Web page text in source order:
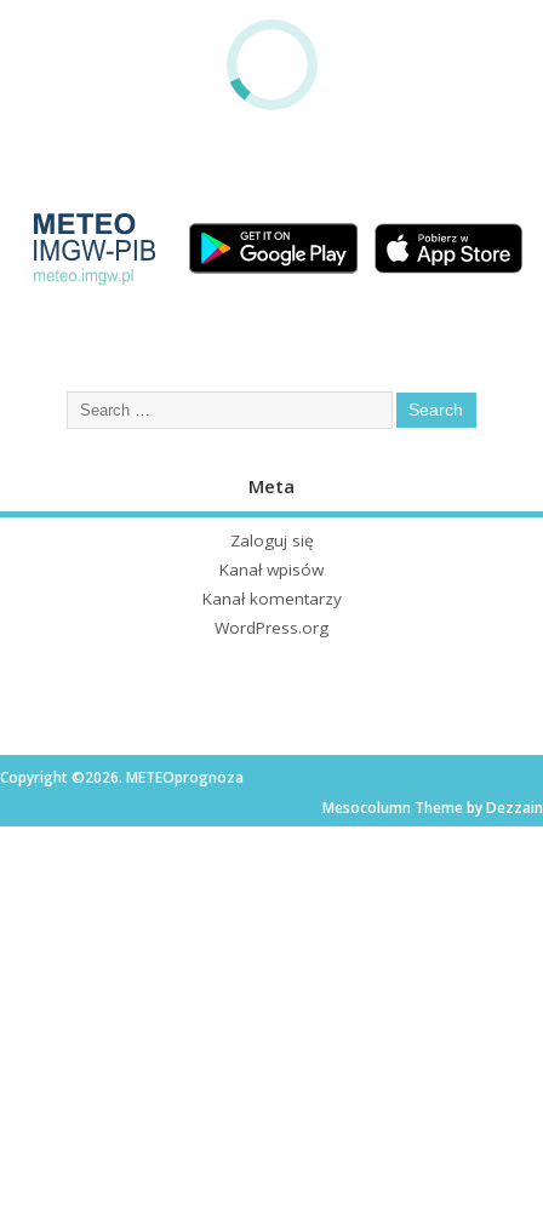
Meta
Zaloguj się
Kanał wpisów
Kanał komentarzy
WordPress.org
Copyright ©2026. METEOprognoza
Mesocolumn Theme by Dezzain